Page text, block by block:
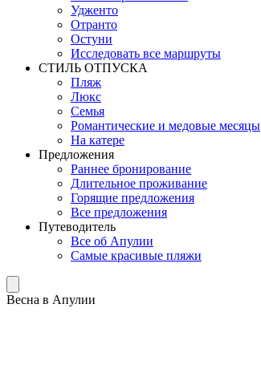
Удженто
Отранто
Остуни
Исследовать все маршруты
СТИЛЬ OТПУСКА
Пляж
Люкс
Семья
Романтические и медовые месяцы
На катере
Предложения
Раннее бронирование
Длительное проживание
Горящие предложения
Все предложения
Путеводитель
Все об Апулии
Самые красивые пляжи
Весна в Апулии